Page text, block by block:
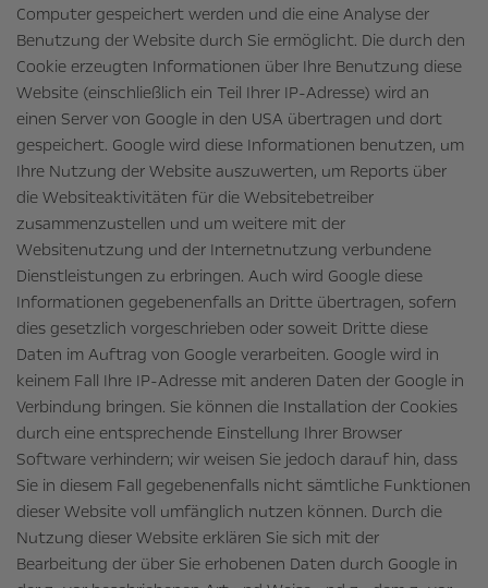
Computer gespeichert werden und die eine Analyse der
Benutzung der Website durch Sie ermöglicht. Die durch den
Cookie erzeugten Informationen über Ihre Benutzung diese
Website (einschließlich ein Teil Ihrer IP-Adresse) wird an
einen Server von Google in den USA übertragen und dort
gespeichert. Google wird diese Informationen benutzen, um
Ihre Nutzung der Website auszuwerten, um Reports über
die Websiteaktivitäten für die Websitebetreiber
zusammenzustellen und um weitere mit der
Websitenutzung und der Internetnutzung verbundene
Dienstleistungen zu erbringen. Auch wird Google diese
Informationen gegebenenfalls an Dritte übertragen, sofern
dies gesetzlich vorgeschrieben oder soweit Dritte diese
Daten im Auftrag von Google verarbeiten. Google wird in
keinem Fall Ihre IP-Adresse mit anderen Daten der Google in
Verbindung bringen. Sie können die Installation der Cookies
durch eine entsprechende Einstellung Ihrer Browser
Software verhindern; wir weisen Sie jedoch darauf hin, dass
Sie in diesem Fall gegebenenfalls nicht sämtliche Funktionen
dieser Website voll umfänglich nutzen können. Durch die
Nutzung dieser Website erklären Sie sich mit der
Bearbeitung der über Sie erhobenen Daten durch Google in